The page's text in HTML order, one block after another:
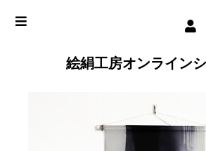
絵絹工房オンライン